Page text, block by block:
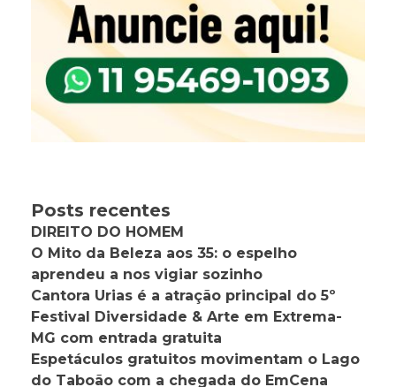
Posts recentes
DIREITO DO HOMEM
O Mito da Beleza aos 35: o espelho
aprendeu a nos vigiar sozinho
Cantora Urias é a atração principal do 5º
Festival Diversidade & Arte em Extrema-
MG com entrada gratuita
Espetáculos gratuitos movimentam o Lago
do Taboão com a chegada do EmCena